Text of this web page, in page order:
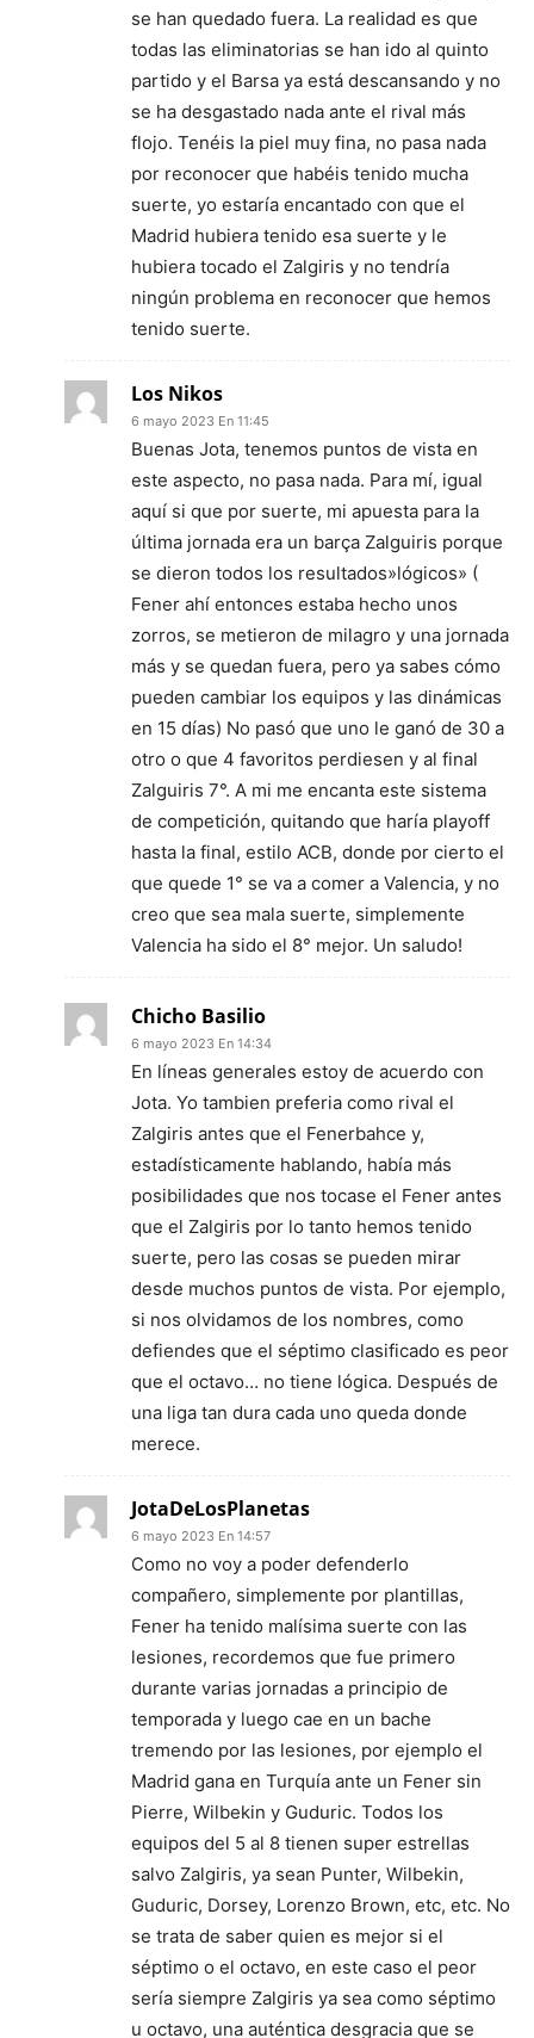
se han quedado fuera. La realidad es que
todas las eliminatorias se han ido al quinto
partido y el Barsa ya está descansando y no
se ha desgastado nada ante el rival más
flojo. Tenéis la piel muy fina, no pasa nada
por reconocer que habéis tenido mucha
suerte, yo estaría encantado con que el
Madrid hubiera tenido esa suerte y le
hubiera tocado el Zalgiris y no tendría
ningún problema en reconocer que hemos
tenido suerte.
Los Nikos
6 mayo 2023 En 11:45
Buenas Jota, tenemos puntos de vista en
este aspecto, no pasa nada. Para mí, igual
aquí si que por suerte, mi apuesta para la
última jornada era un barça Zalguiris porque
se dieron todos los resultados»lógicos» (
Fener ahí entonces estaba hecho unos
zorros, se metieron de milagro y una jornada
más y se quedan fuera, pero ya sabes cómo
pueden cambiar los equipos y las dinámicas
en 15 días) No pasó que uno le ganó de 30 a
otro o que 4 favoritos perdiesen y al final
Zalguiris 7°. A mi me encanta este sistema
de competición, quitando que haría playoff
hasta la final, estilo ACB, donde por cierto el
que quede 1° se va a comer a Valencia, y no
creo que sea mala suerte, simplemente
Valencia ha sido el 8° mejor. Un saludo!
Chicho Basilio
6 mayo 2023 En 14:34
En líneas generales estoy de acuerdo con
Jota. Yo tambien preferia como rival el
Zalgiris antes que el Fenerbahce y,
estadísticamente hablando, había más
posibilidades que nos tocase el Fener antes
que el Zalgiris por lo tanto hemos tenido
suerte, pero las cosas se pueden mirar
desde muchos puntos de vista. Por ejemplo,
si nos olvidamos de los nombres, como
defiendes que el séptimo clasificado es peor
que el octavo… no tiene lógica. Después de
una liga tan dura cada uno queda donde
merece.
JotaDeLosPlanetas
6 mayo 2023 En 14:57
Como no voy a poder defenderlo
compañero, simplemente por plantillas,
Fener ha tenido malísima suerte con las
lesiones, recordemos que fue primero
durante varias jornadas a principio de
temporada y luego cae en un bache
tremendo por las lesiones, por ejemplo el
Madrid gana en Turquía ante un Fener sin
Pierre, Wilbekin y Guduric. Todos los
equipos del 5 al 8 tienen super estrellas
salvo Zalgiris, ya sean Punter, Wilbekin,
Guduric, Dorsey, Lorenzo Brown, etc, etc. No
se trata de saber quien es mejor si el
séptimo o el octavo, en este caso el peor
sería siempre Zalgiris ya sea como séptimo
u octavo, una auténtica desgracia que se